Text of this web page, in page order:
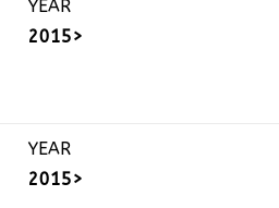
YEAR
2015>
YEAR
2015>